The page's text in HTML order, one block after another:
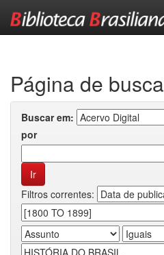
Página de busca
Buscar em:
por
Filtros correntes: